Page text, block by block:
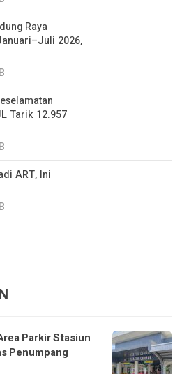
Raya
2026,
Tarik 12.957
ART, Ini
Parkir Stasiun
Penumpang